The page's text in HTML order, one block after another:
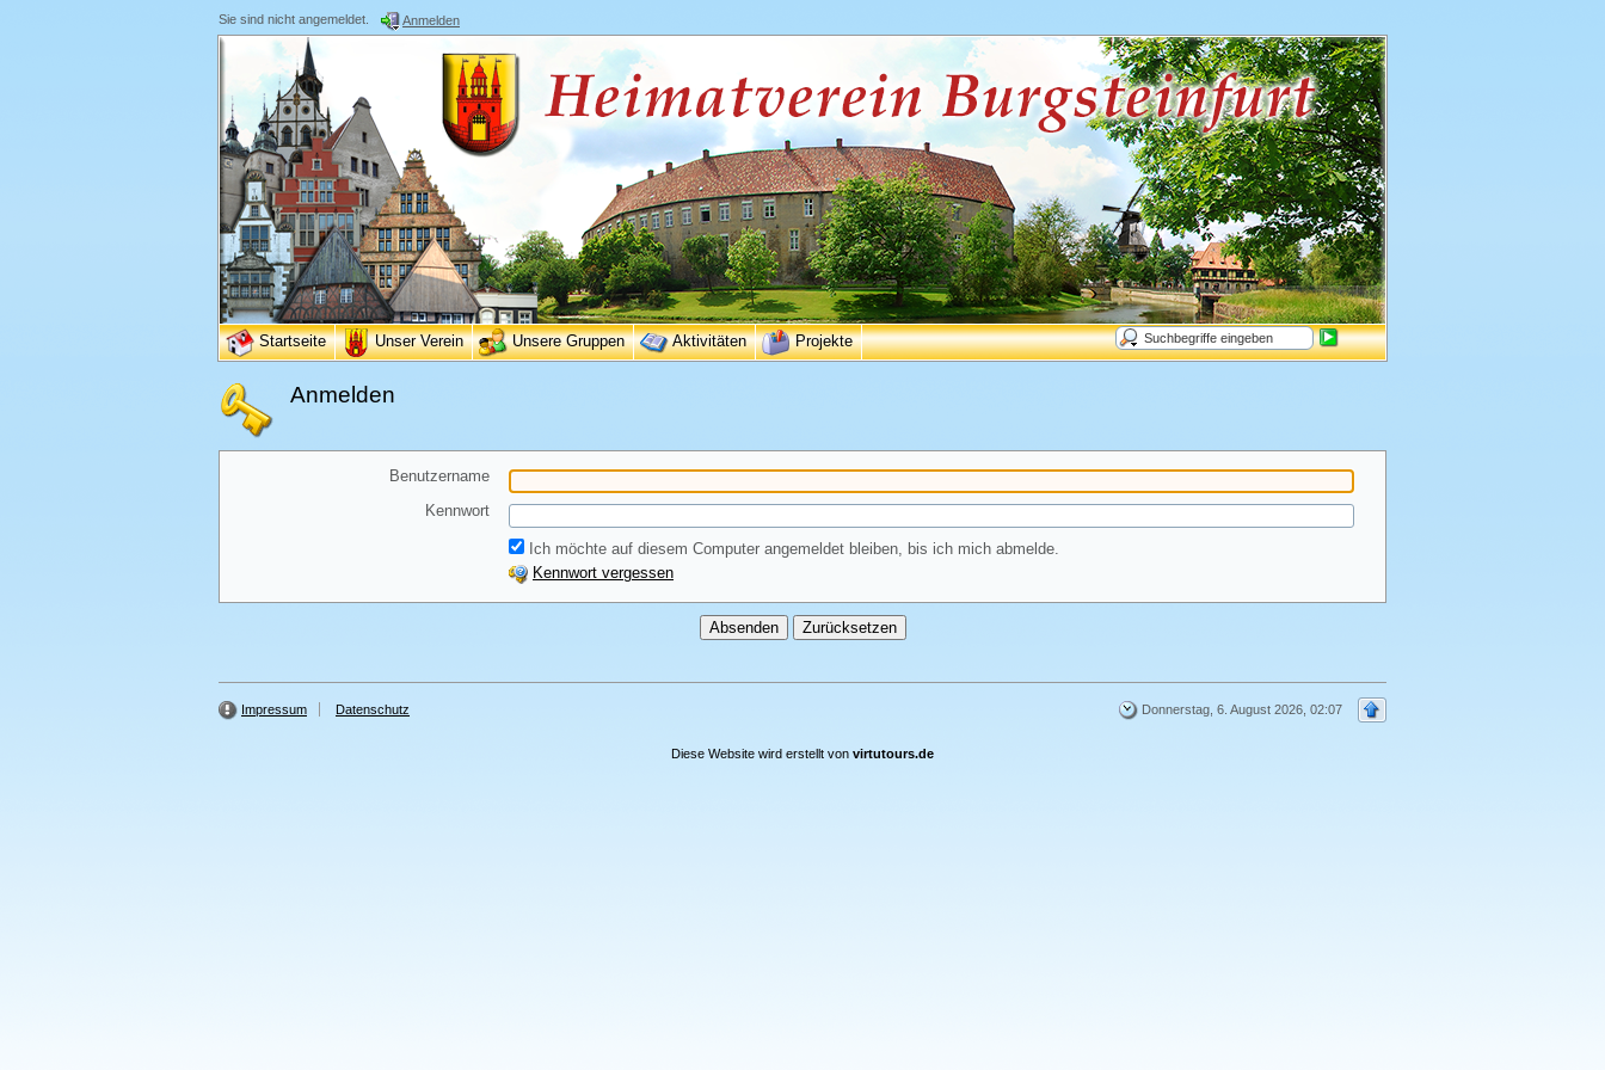
Sie sind nicht angemeldet. Anmelden
Startseite Unser Verein Unsere Gruppen Aktivitäten Projekte
Anmelden
Benutzername
Kennwort
Ich möchte auf diesem Computer angemeldet bleiben, bis ich mich abmelde.
Kennwort vergessen
Impressum Datenschutz Donnerstag, 6. August 2026, 02:07
Diese Website wird erstellt von virtutours.de